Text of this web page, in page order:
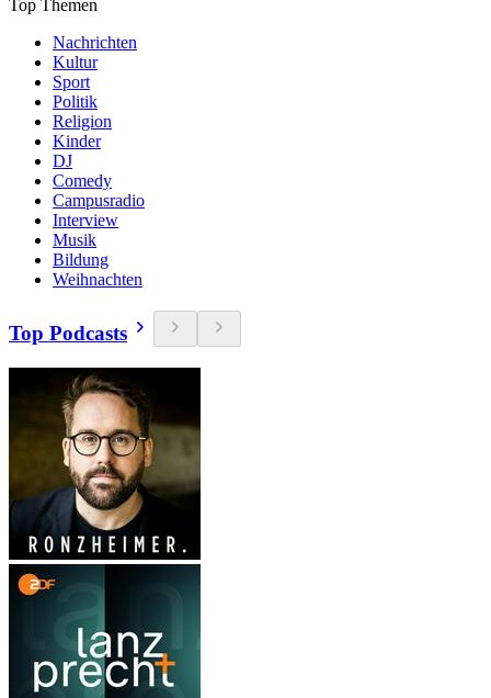
Top Themen
Nachrichten
Kultur
Sport
Politik
Religion
Kinder
DJ
Comedy
Campusradio
Interview
Musik
Bildung
Weihnachten
Top Podcasts